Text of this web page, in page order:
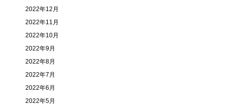
2022年12月
2022年11月
2022年10月
2022年9月
2022年8月
2022年7月
2022年6月
2022年5月